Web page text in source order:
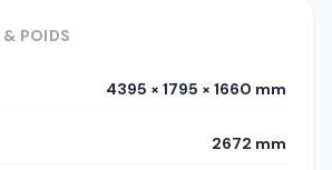
POIDS
4395 × 1795 × 1660 mm
2672 mm